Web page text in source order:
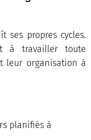
ses propres cycles.
à travailler toute
leur organisation à
planifiés à